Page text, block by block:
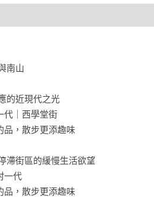
，展現首爾的時空。本書以首爾
發現周圍城市空間的人文價值。
。
南山
的近現代之光
滯街區的緩慢生活欲望